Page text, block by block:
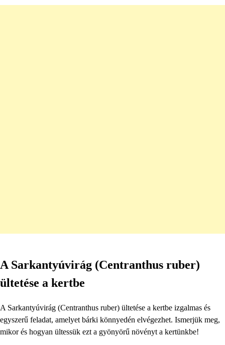
A Sarkantyúvirág (Centranthus ruber)
ültetése a kertbe
A Sarkantyúvirág (Centranthus ruber) ültetése a kertbe izgalmas és
egyszerű feladat, amelyet bárki könnyedén elvégezhet. Ismerjük meg,
mikor és hogyan ültessük ezt a gyönyörű növényt a kertünkbe!